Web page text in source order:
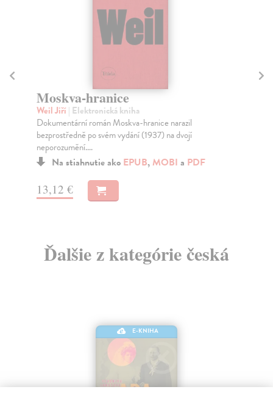
narazil
(1937) na dvojí
MOBIa PDF
Aukce
Stránský Jiří
Román Aukce bezprostředně navazuje na
zemi a spolu s ní tvoří románovou ságu o
Ďalšie z kategórie česká
E-KNIHA